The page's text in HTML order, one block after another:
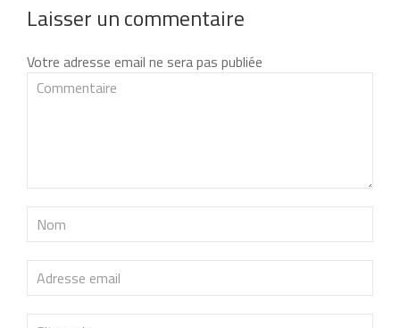
Laisser un commentaire
Votre adresse email ne sera pas publiée